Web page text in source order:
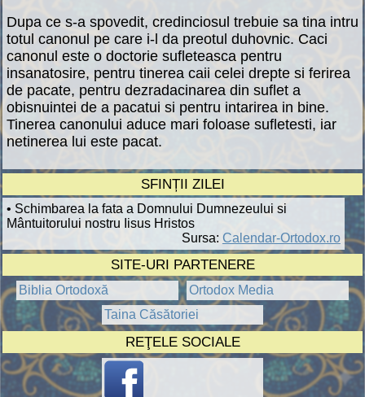
Dupa ce s-a spovedit, credinciosul trebuie sa tina intru
totul canonul pe care i-l da preotul duhovnic. Caci
canonul este o doctorie sufleteasca pentru
insanatosire, pentru tinerea caii celei drepte si ferirea
de pacate, pentru dezradacinarea din suflet a
obisnuintei de a pacatui si pentru intarirea in bine.
Tinerea canonului aduce mari foloase sufletesti, iar
netinerea lui este pacat.
SFINȚII ZILEI
• Schimbarea la fata a Domnului Dumnezeului si
Mântuitorului nostru Iisus Hristos
Sursa: Calendar-Ortodox.ro
SITE-URI PARTENERE
Biblia Ortodoxă
Ortodox Media
Taina Căsătoriei
REŢELE SOCIALE